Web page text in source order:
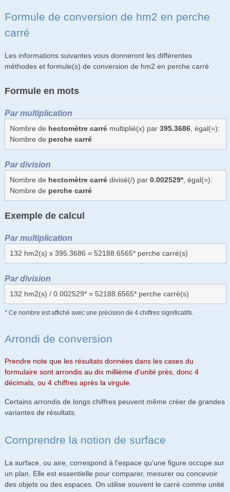
Formule de conversion de hm2 en perche
carré
Les informations suivantes vous donneront les différentes
méthodes et formule(s) de conversion de hm2 en perche carré
Formule en mots
Par multiplication
Nombre de hectomètre carrémultiplié(x) par 395.3686, égal(=):
Nombre de perche carré
Par division
Nombre de hectomètre carrédivisé(/) par 0.002529*, égal(=):
Nombre de perche carré
Exemple de calcul
Par multiplication
132 hm2(s) x 395.3686 = 52188.6565* perche carré(s)
Par division
132 hm2(s) / 0.002529* = 52188.6565* perche carré(s)
* Ce nombre est affiché avec une précision de 4 chiffres significatifs.
Arrondi de conversion
Prendre note que les résultats données dans les cases du
formulaire sont arrondis au dix millième d'unité près, donc 4
décimals, ou 4 chiffres après la virgule.
Certains arrondis de longs chiffres peuvent même créer de grandes
variantes de résultats.
Comprendre la notion de surface
La surface, ou aire, correspond à l'espace qu'une figure occupe sur
un plan. Elle est essentielle pour comparer, mesurer ou concevoir
des objets ou des espaces. On utilise souvent le carré comme unité